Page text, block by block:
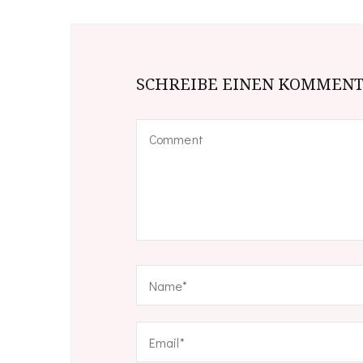
SCHREIBE EINEN